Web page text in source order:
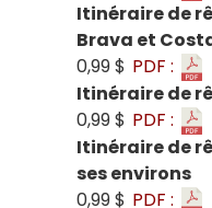
Itinéraire de
Brava et
0,99 $ PDF :
Itinéraire de
0,99 $ PDF :
Itinéraire de
ses environs
0,99 $ PDF :